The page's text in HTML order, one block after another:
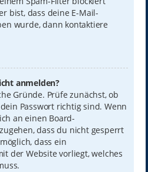
bist, dass deine E-Mail-
wurde, dann kontaktiere
anmelden?
Gründe. Prüfe zunächst, ob
Passwort richtig sind. Wenn
an einen Board-
dass du nicht gesperrt
dass ein
der Website vorliegt, welches